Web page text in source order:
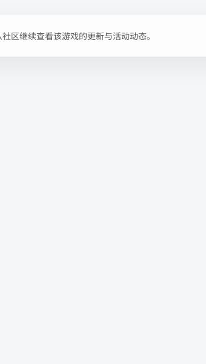
区继续查看该游戏的更新与活动动态。